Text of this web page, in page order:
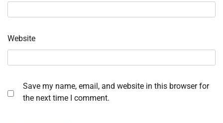
Website
Save my name, email, and website in this browser for
the next time I comment.